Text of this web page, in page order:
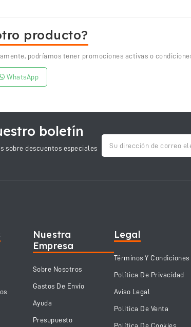
producto?
podríamos tener promociones activas o
WhatsApp
boletín
sobre descuentos especiales
Nuestra
Empresa
Sobre Nosotros
Gastos De Envío
Ayuda
Presupuesto
Legal
Términos Y Condiciones
Política De Privacidad
Aviso Legal
Politica De Venta
Política De Cookies